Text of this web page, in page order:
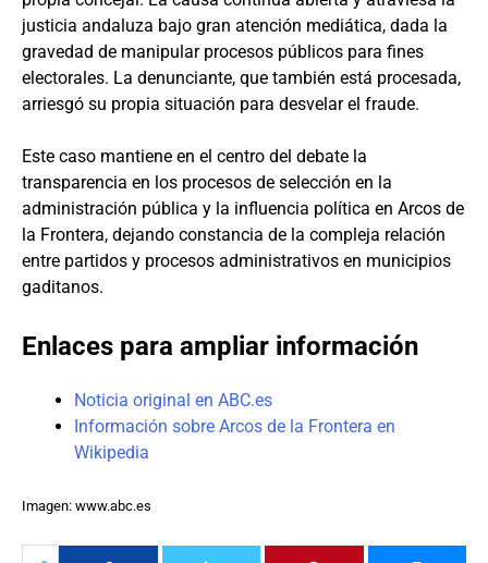
justicia andaluza bajo gran atención mediática, dada la
gravedad de manipular procesos públicos para fines
electorales. La denunciante, que también está procesada,
arriesgó su propia situación para desvelar el fraude.
Este caso mantiene en el centro del debate la
transparencia en los procesos de selección en la
administración pública y la influencia política en Arcos de
la Frontera, dejando constancia de la compleja relación
entre partidos y procesos administrativos en municipios
gaditanos.
Enlaces para ampliar información
Noticia original en ABC.es
Información sobre Arcos de la Frontera en
Wikipedia
Imagen: www.abc.es